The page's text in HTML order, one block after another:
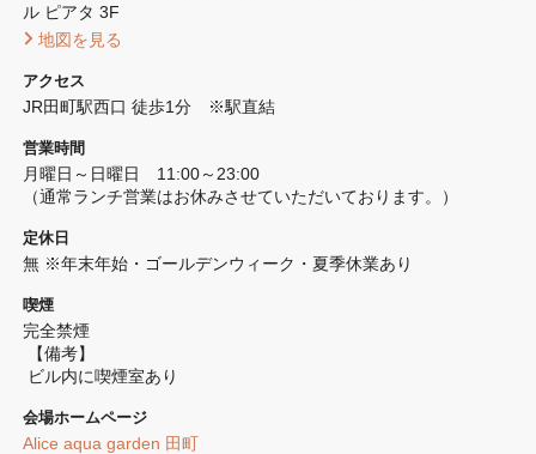
ル ピアタ 3F
地図を見る
アクセス
JR田町駅西口 徒歩1分　※駅直結
営業時間
月曜日～日曜日　11:00～23:00
（通常ランチ営業はお休みさせていただいております。）
定休日
無 ※年末年始・ゴールデンウィーク・夏季休業あり
喫煙
完全禁煙
【備考】
ビル内に喫煙室あり
会場ホームページ
Alice aqua garden 田町